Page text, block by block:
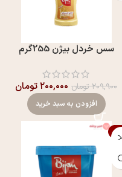
سس خردل بيژن 255گرم
۲۰۹,۹۰۰تومان ۲۰۰,۰۰۰تومان
افزودن به سبد خرید
-8%